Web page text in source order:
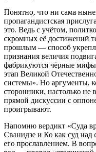
Понятно, что ни сама
пропагандистская
это. Ведь с учётом,
скромных её достижений
прошлым — способ
признания величия
фабрикуются чёрные
этап Великой
системы». Но аргументы,
сторонники, настолько
прямой дискуссии с
проигрывают.
Напомню вердикт «Суда
Сванидзе и Ко как суд над
его прославлением. В